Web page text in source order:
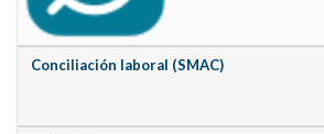
Conciliación laboral (SMAC)